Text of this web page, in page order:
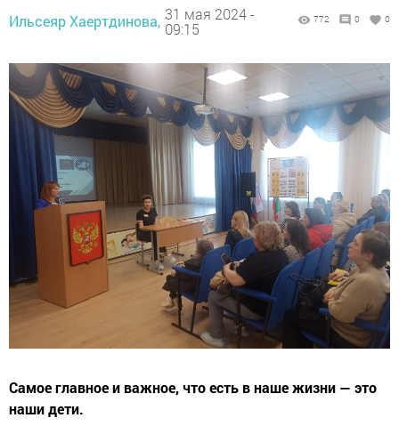
Ильсеяр Хаертдинова, 31 мая 2024 -
09:15
772 0 0
Самое главное и важное, что есть в наше жизни — это
наши дети.